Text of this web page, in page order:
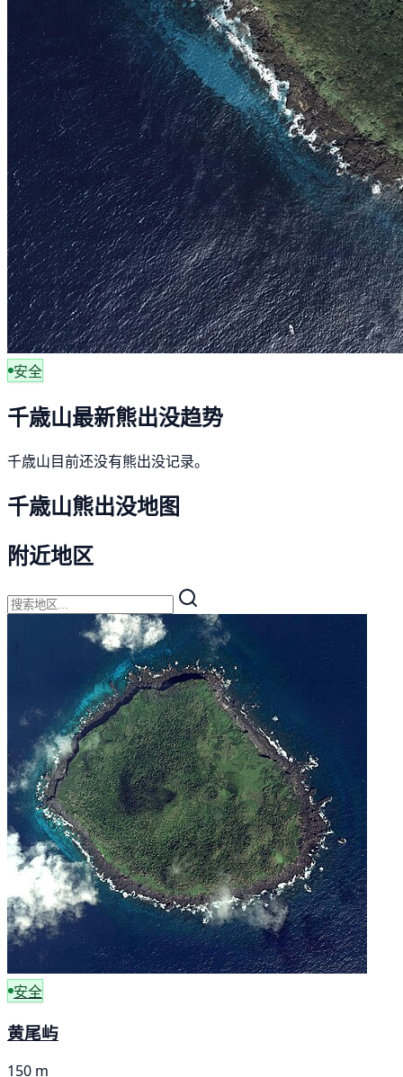
安全
千歳山最新熊出没趋势
千歳山目前还没有熊出没记录。
千歳山熊出没地图
附近地区
安全
黄尾屿
150 m